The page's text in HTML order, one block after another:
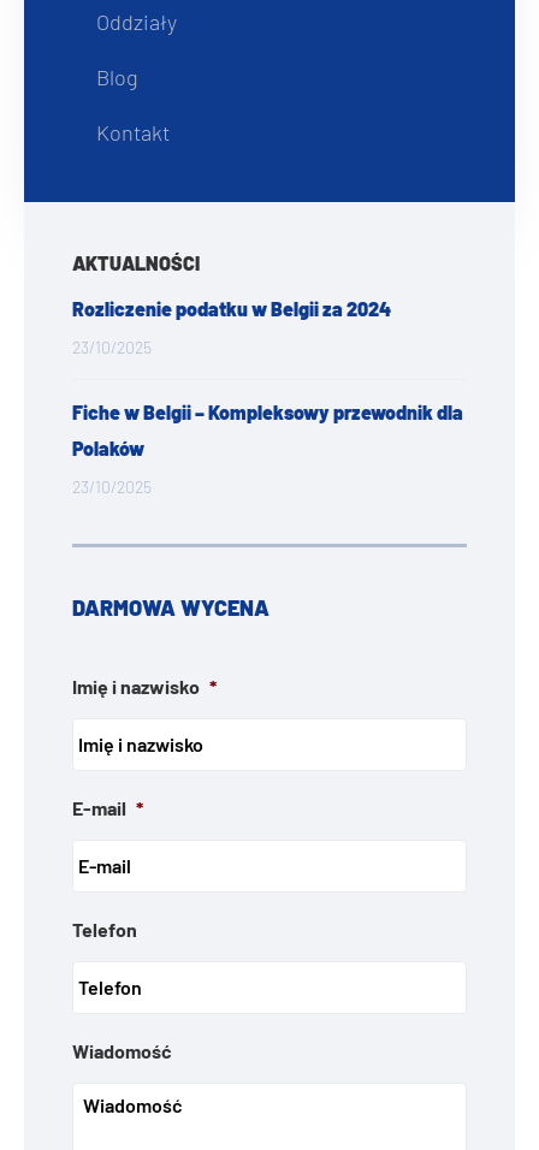
Oddziały
Blog
Kontakt
AKTUALNOŚCI
Rozliczenie podatku w Belgii za 2024
23/10/2025
Fiche w Belgii – Kompleksowy przewodnik dla
Polaków
23/10/2025
DARMOWA WYCENA
Imię i nazwisko *
E-mail *
Telefon
Wiadomość